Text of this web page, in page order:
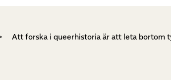
Att forska i queerhistoria är att leta bortom